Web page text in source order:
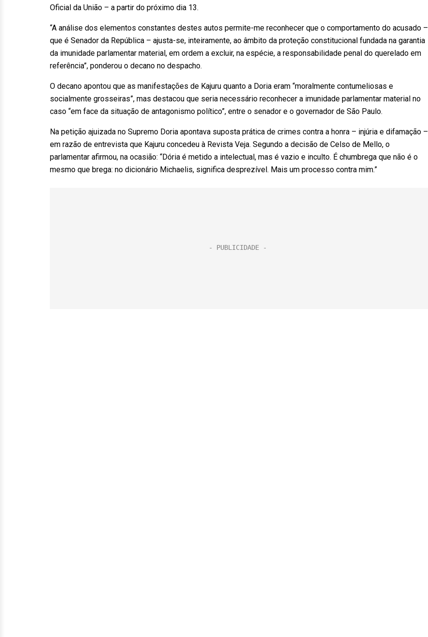
Oficial da União – a partir do próximo dia 13.
“A análise dos elementos constantes destes autos permite-me reconhecer que o comportamento do acusado –
que é Senador da República – ajusta-se, inteiramente, ao âmbito da proteção constitucional fundada na garantia
da imunidade parlamentar material, em ordem a excluir, na espécie, a responsabilidade penal do querelado em
referência”, ponderou o decano no despacho.
O decano apontou que as manifestações de Kajuru quanto a Doria eram “moralmente contumeliosas e
socialmente grosseiras”, mas destacou que seria necessário reconhecer a imunidade parlamentar material no
caso “em face da situação de antagonismo político”, entre o senador e o governador de São Paulo.
Na petição ajuizada no Supremo Doria apontava suposta prática de crimes contra a honra – injúria e difamação –
em razão de entrevista que Kajuru concedeu à Revista Veja. Segundo a decisão de Celso de Mello, o
parlamentar afirmou, na ocasião: “Dória é metido a intelectual, mas é vazio e inculto. É chumbrega que não é o
mesmo que brega: no dicionário Michaelis, significa desprezível. Mais um processo contra mim.”